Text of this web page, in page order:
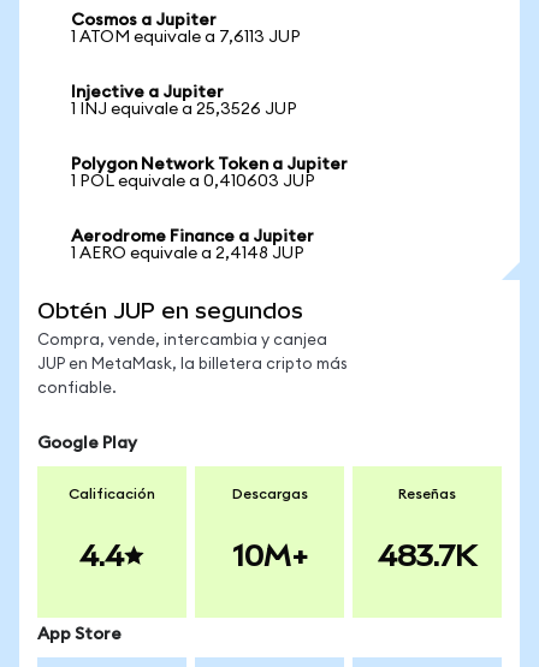
Cosmos a Jupiter
1 ATOM equivale a 7,6113 JUP
Injective a Jupiter
1 INJ equivale a 25,3526 JUP
Polygon Network Token a Jupiter
1 POL equivale a 0,410603 JUP
Aerodrome Finance a Jupiter
1 AERO equivale a 2,4148 JUP
Obtén JUP en segundos
Compra, vende, intercambia y canjea
JUP en MetaMask, la billetera cripto más
confiable.
Google Play
Calificación
4.4
Descargas
10M+
Reseñas
483.7K
App Store